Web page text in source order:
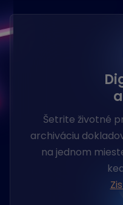
Šetrite životné
archiváciu
na jednom